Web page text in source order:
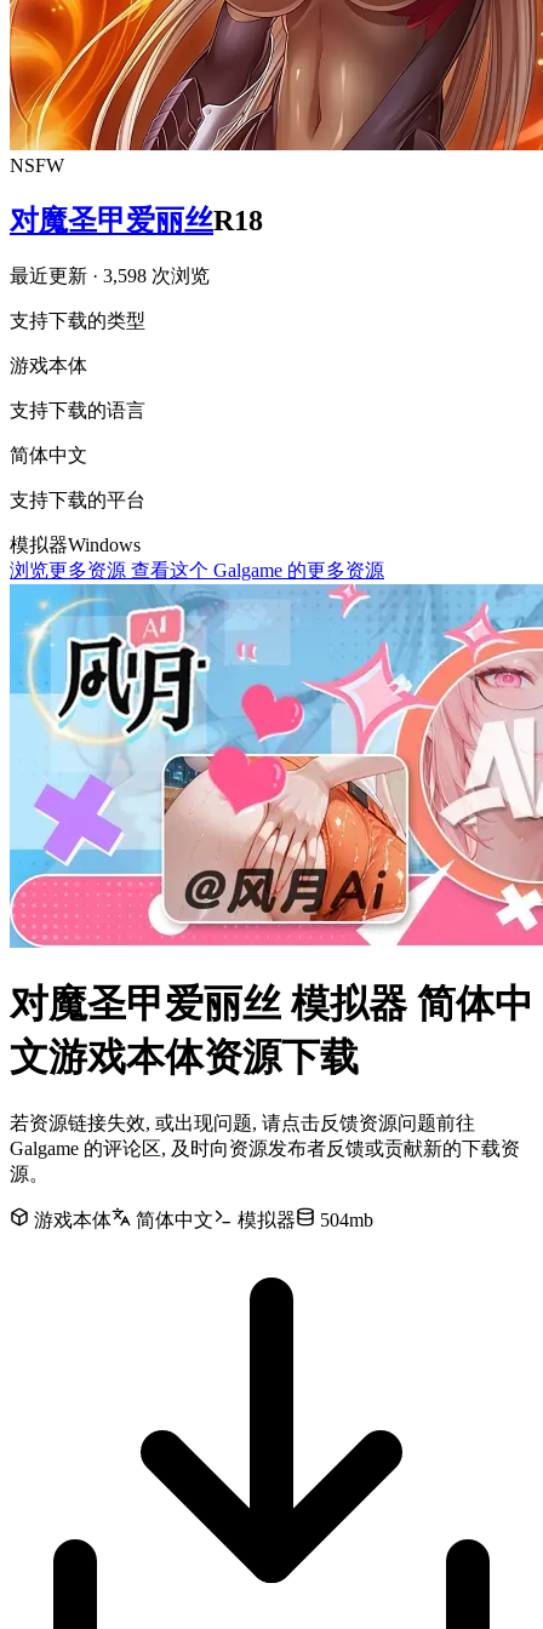
NSFW
对魔圣甲爱丽丝R18
最近更新 · 3,598 次浏览
支持下载的类型
游戏本体
支持下载的语言
简体中文
支持下载的平台
模拟器Windows
浏览更多资源 查看这个 Galgame 的更多资源
对魔圣甲爱丽丝 模拟器 简体中
文游戏本体资源下载
若资源链接失效, 或出现问题, 请点击反馈资源问题前往
Galgame 的评论区, 及时向资源发布者反馈或贡献新的下载资
源。
游戏本体 简体中文 模拟器 504mb